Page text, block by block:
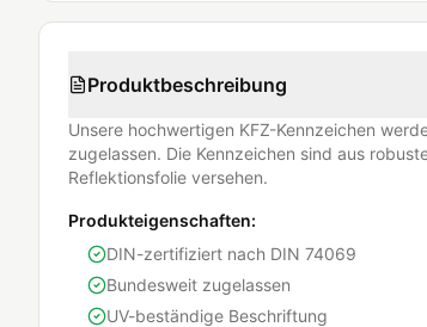
Produktbeschreibung
Unsere hochwertigen KFZ-Kennzeichen
zugelassen. Die Kennzeichen sind aus
Reflektionsfolie versehen.
Produkteigenschaften:
DIN-zertifiziert nach DIN 74069
Bundesweit zugelassen
UV-beständige Beschriftung